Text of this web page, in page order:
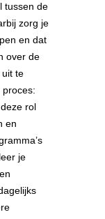
tussen de
zorg je
en dat
over de
uit te
rol
en
je